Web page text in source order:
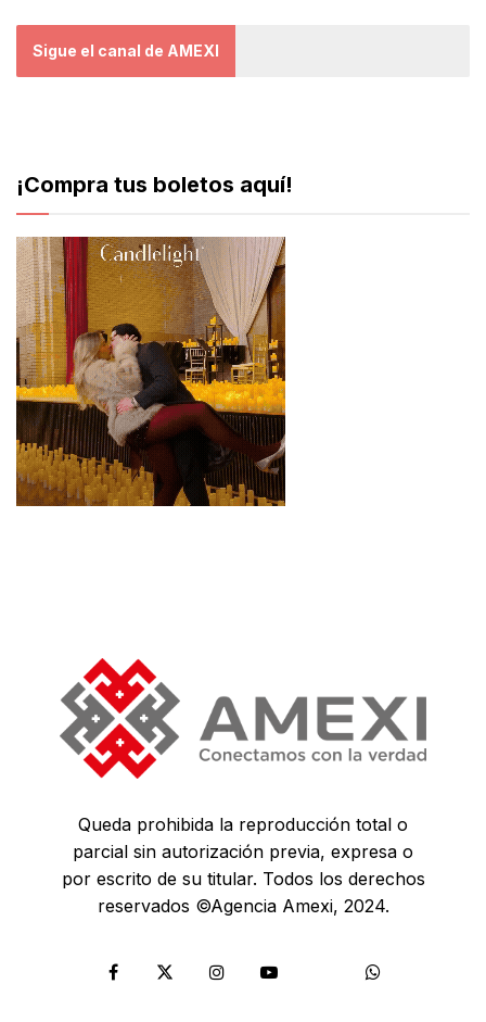
Sigue el canal de AMEXI
¡Compra tus boletos aquí!
Queda prohibida la reproducción total o
parcial sin autorización previa, expresa o
por escrito de su titular. Todos los derechos
reservados ©Agencia Amexi, 2024.